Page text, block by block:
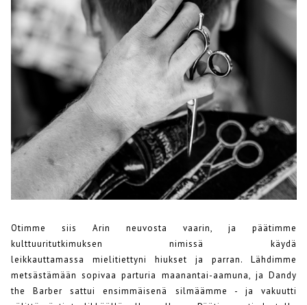
Otimme siis Arin neuvosta vaarin, ja päätimme
kulttuuritutkimuksen nimissä käydä
leikkauttamassa mielitiettyni hiukset ja parran. Lähdimme
metsästämään sopivaa parturia maanantai-aamuna, ja Dandy
the Barber sattui ensimmäisenä silmäämme - ja vakuutti